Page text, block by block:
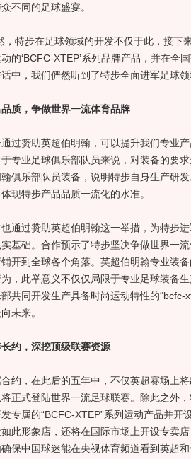
不同的足球盛宴。
特步在足球领域的开发不仅于此，接下
的‘BCFC-XTEP’系列品牌产品，并在全
中，我们俨然听到了特步全面进军足球领
，争做世界一流体育品牌
赞助英超伯明翰，可以提升我们专业产
专业足球俱乐部队员来说，对装备的要
俱乐部队员装备，说明特步自身生产研
现特步产品品质一流化的水准。
过赞助英超伯明翰这一举措，为特步进
实基础。合作预示了特步坚决争做世界一
开到全球各个角落。英超伯明翰专业装
，此举意义不仅仅局限于专业足球装备
共同开发生产具备时尚运动特性的
未来。
，深挖顶级联赛资源
，在此后的五年中，不仅英超赛场上将
正式登陆世界一流足球联赛。除此之外
专属的“BCFC-XTEP”系列运动产品并开
如此形象店，还将在国际市场上开设专卖
保中国球迷能在央视体育频道看到英超